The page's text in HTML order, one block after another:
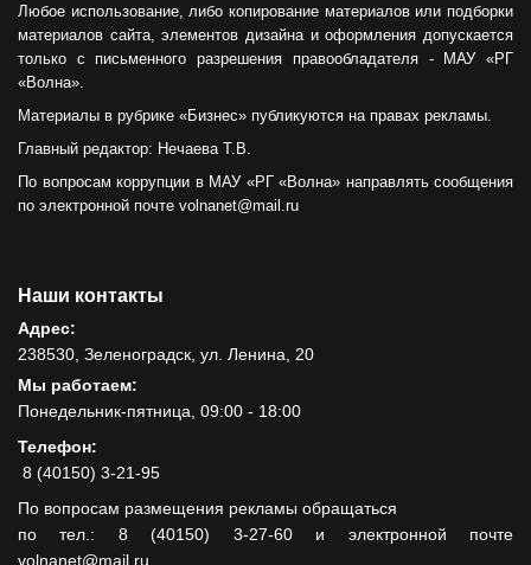
Любое использование, либо копирование материалов или подборки
материалов сайта, элементов дизайна и оформления допускается
только с письменного разрешения правообладателя - МАУ «РГ
«Волна».
Материалы в рубрике «Бизнес» публикуются на правах рекламы.
Главный редактор: Нечаева Т.В.
По вопросам коррупции в МАУ «РГ «Волна» направлять сообщения
по электронной почте volnanet@mail.ru
Наши контакты
Адрес:
238530, Зеленоградск, ул. Ленина, 20
Мы работаем:
Понедельник-пятница, 09:00 - 18:00
Телефон:
8 (40150) 3-21-95
По вопросам размещения рекламы обращаться
по тел.: 8 (40150) 3-27-60 и электронной почте
volnanet@mail.ru